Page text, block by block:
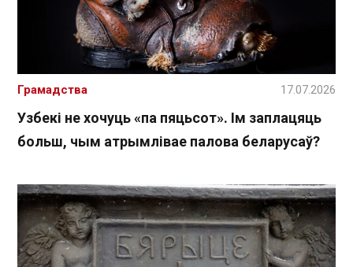
Узбекі не хочуць «па пяцьсот». Ім заплацяць
больш, чым атрымлівае палова беларусаў?
Грамадства 17.07.2026